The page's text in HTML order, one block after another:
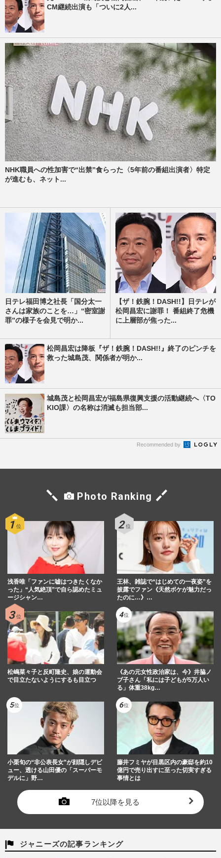
CM継続出演も「ついに2人...
NHK職員への性加害で“出禁”食らった〈5年前の番組出演者〉特定
が進むも、ネット...
日テレ福田博之社長「国分太一
さんは家族のことを…」“密室謝
罪”の様子を会見で明か...
【ザ！鉄腕！DASH!!】日テレが
松岡昌宏に謝罪！ 番組終了危機
に上層部が焦った...
松岡昌宏は降板『ザ！鉄腕！DASH!!』終了のピンチを
救った城島茂、関係者が明か...
城島茂と松岡昌宏が福島県復興支援の活動継続へ〈TO
KIO課〉の名称は消滅も担当部...
Recommended by
Photo Ranking
浅香唯「ファンに嘘はつきたくなか
った」“人気絶頂”で自ら認めたミュ
ージシャン…
王林、雑誌で“はじめての一夜姿”を
披露でファン《天然ボケが魅力だっ
たのに…》…
松嶋菜々子と反町隆史、娘の運動会
で目立たないようにするも目立つ
《あの元女性政治家は、今》井脇ノ
ブ子さん「私には子どもが5万人い
る」体重38kg…
小栗旬の“非公表長女”が顔隠しデビ
ュー、透ける山田優の「スーパーモ
デルに」野…
藤井フミヤが目黒区内の豪邸を約10
億円で売り出すに至った切実すぎる
事情とは
7位以降を見る
ジャニーズの記事ランキング